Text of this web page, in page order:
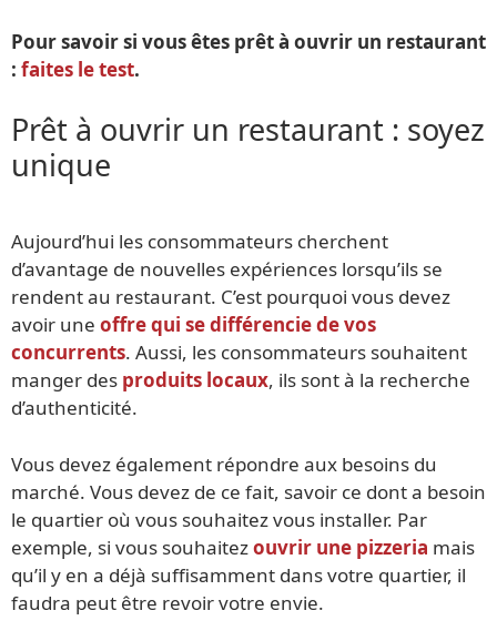
Pour savoir si vous êtes prêt à ouvrir un restaurant
: faites le test.
Prêt à ouvrir un restaurant : soyez
unique
Aujourd’hui les consommateurs cherchent
d’avantage de nouvelles expériences lorsqu’ils se
rendent au restaurant. C’est pourquoi vous devez
avoir une offre qui se différencie de vos
concurrents. Aussi, les consommateurs souhaitent
manger des produits locaux, ils sont à la recherche
d’authenticité.
Vous devez également répondre aux besoins du
marché. Vous devez de ce fait, savoir ce dont a besoin
le quartier où vous souhaitez vous installer. Par
exemple, si vous souhaitezouvrir une pizzeria mais
qu’il y en a déjà suffisamment dans votre quartier, il
faudra peut être revoir votre envie.